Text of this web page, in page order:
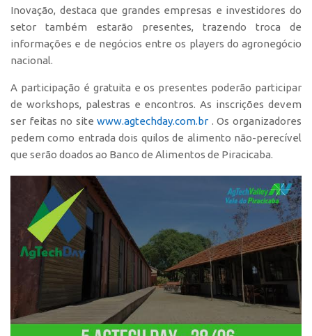
CEPIX
CPEs
InovaUSP
Comunicação
Fala Inovação
Premiações
Edição 2025
Edição 2021
Edição 2019
Edição 2017
Inovação em Números
Inovação, destaca que grandes empresas e investidores do
setor também estarão presentes, trazendo troca de
informações e de negócios entre os players do agronegócio
nacional.
A participação é gratuita e os presentes poderão participar
de workshops, palestras e encontros. As inscrições devem
ser feitas no sitewww.agtechday.com.br . Os organizadores
pedem como entrada dois quilos de alimento não-perecível
que serão doados ao Banco de Alimentos de Piracicaba.